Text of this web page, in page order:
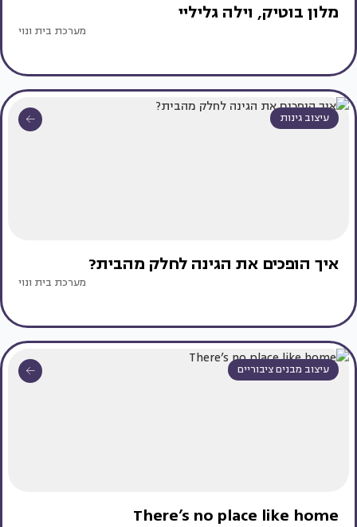
מלון בוטיק, וילה גליליי
מערכת בית ונוי
עיצוב גינות
איך הופכים את הגינה לחלק מהבית?
מערכת בית ונוי
עיצוב מבנים ציבוריים
There’s no place like home